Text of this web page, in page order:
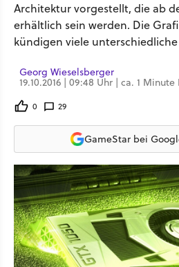
Architektur vorgestellt, die ab
erhältlich sein werden. Die
kündigen viele
Georg Wieselsberger
19.10.2016 | 09:48 Uhr | ca. 1 Minute
0 29
GameStar bei